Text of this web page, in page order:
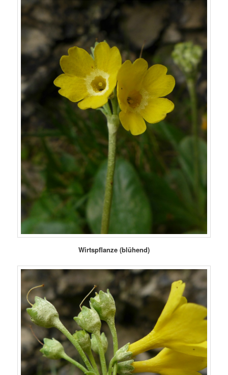
Wirtspflanze (blühend)